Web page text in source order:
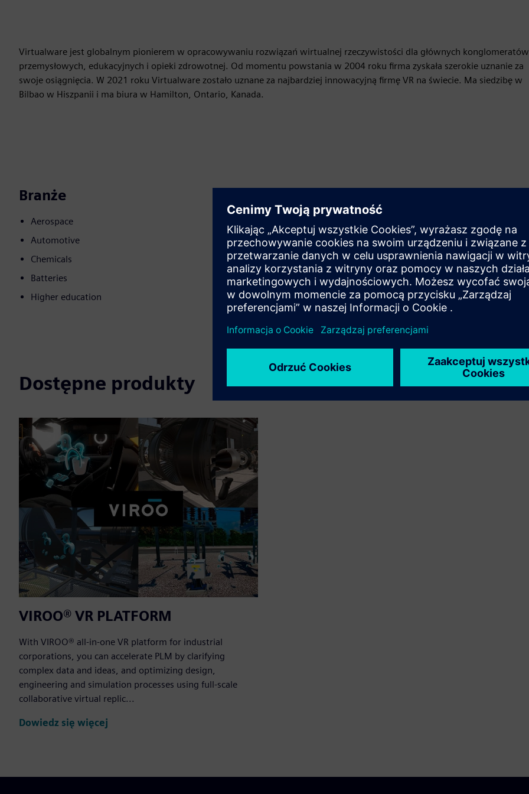
Virtualware jest globalnym pionierem w opracowywaniu rozwiązań wirtualnej rzeczywistości dla głównych konglomeratów
przemysłowych, edukacyjnych i opieki zdrowotnej. Od momentu powstania w 2004 roku firma zyskała szerokie uznanie za
swoje osiągnięcia. W 2021 roku Virtualware zostało uznane za najbardziej innowacyjną firmę VR na świecie. Ma siedzibę w
Bilbao w Hiszpanii i ma biura w Hamilton, Ontario, Kanada.
Branże
Aerospace
Automotive
Chemicals
Batteries
Higher education
Rozszerza lub buduje na bazie produktu/rozwiązania
Siemens Xcelerator poprzez tworzenie nowego produktu
lub tworzy nowe rozwiązanie dla klienta poprzez
integrację produktu Siemens Xcelerator z produktem
własnym
Dostępne produkty
VIROO® VR PLATFORM
With VIROO® all-in-one VR platform for industrial
corporations, you can accelerate PLM by clarifying
complex data and ideas, and optimizing design,
engineering and simulation processes using full-scale
collaborative virtual replic...
Dowiedz się więcej